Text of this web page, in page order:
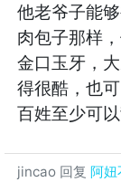
他老爷子能
肉包子那样
金口玉牙，
得很酷，也
百姓至少可
jincao 回复 阿